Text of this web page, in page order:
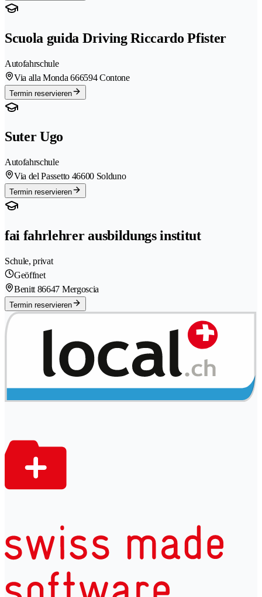
Scuola guida Driving Riccardo Pfister
Autofahrschule
Via alla Monda 666594 Contone
Termin reservieren
Suter Ugo
Autofahrschule
Via del Passetto 46600 Solduno
Termin reservieren
fai fahrlehrer ausbildungs institut
Schule, privat
Geöffnet
Benitt 86647 Mergoscia
Termin reservieren